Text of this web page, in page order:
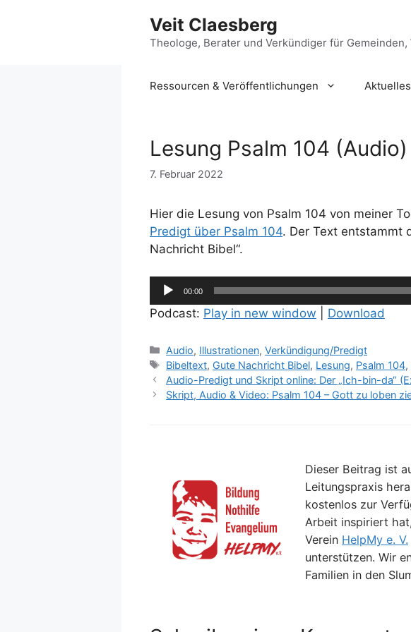
Veit Claesberg
Theologe, Berater und Verkündiger für
Ressourcen & Veröffentlichungen Aktuelles
Lesung Psalm 104 (Audio)
7. Februar 2022
Hier die Lesung von Psalm 104 von meiner
Predigt über Psalm 104. Der Text entstammt
Nachricht Bibel“.
Audio-
Player
00:00
Podcast: Play in new window Download
Kategorien
Audio, Illustrationen,Verkündigung/Predigt
Schlagwörter
Bibeltext, Gute Nachricht Bibel, Lesung, Psalm 104,
Audio-Predigt und Skript online: Der „Ich-bin-da“
Skript, Audio & Video: Psalm 104 – Gott zu loben
Dieser Beitrag ist
Leitungspraxis
kostenlos zur
Arbeit inspiriert
Verein HelpMy e. V.
unterstützen. Wir
Familien in den